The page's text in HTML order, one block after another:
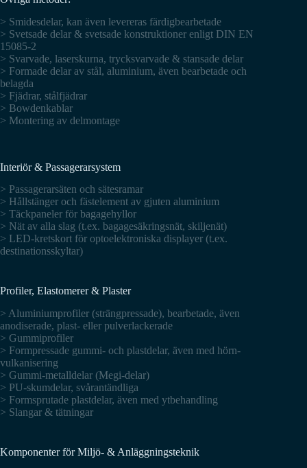
> Smidesdelar, kan även levereras färdigbearbetade
> Svetsade delar & svetsade konstruktioner enligt DIN EN
15085-2
> Svarvade, laserskurna, trycksvarvade & stansade delar
> Formade delar av stål, aluminium, även bearbetade och
belagda
> Fjädrar, stålfjädrar
> Bowdenkablar
> Montering av delmontage
Interiör & Passagerarsystem
> Passagerarsäten och sätesramar
> Hållstänger och fästelement av gjuten aluminium
> Täckpaneler för bagagehyllor
> Nät av alla slag (t.ex. bagagesäkringsnät, skiljenät)
> LED-kretskort för optoelektroniska displayer (t.ex.
destinationsskyltar)
Profiler, Elastomerer & Plaster
> Aluminiumprofiler (strängpressade), bearbetade, även
anodiserade, plast- eller pulverlackerade
> Gummiprofiler
> Formpressade gummi- och plastdelar, även med hörn-
vulkanisering
> Gummi-metalldelar (Megi-delar)
> PU-skumdelar, svårantändliga
> Formsprutade plastdelar, även med ytbehandling
> Slangar & tätningar
Komponenter för Miljö- & Anläggningsteknik